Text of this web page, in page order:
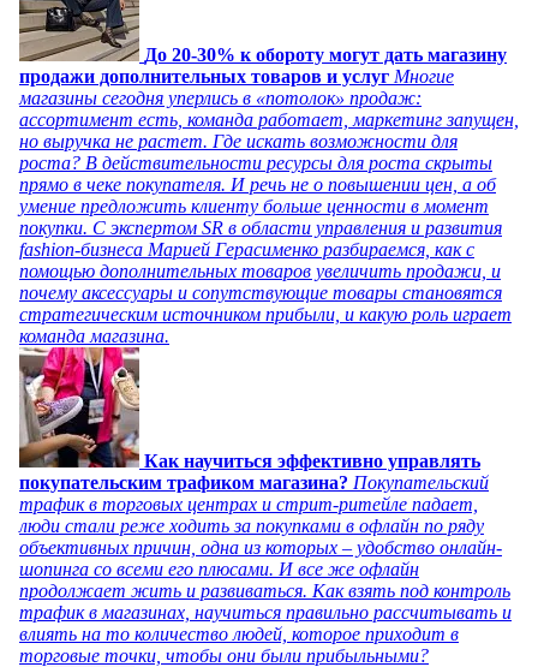
До 20-30% к обороту могут дать магазину
продажи дополнительных товаров и услуг Многие
магазины сегодня уперлись в «потолок» продаж:
ассортимент есть, команда работает, маркетинг запущен,
но выручка не растет. Где искать возможности для
роста? В действительности ресурсы для роста скрыты
прямо в чеке покупателя. И речь не о повышении цен, а об
умение предложить клиенту больше ценности в момент
покупки. С экспертом SR в области управления и развития
fashion-бизнеса Марией Герасименко разбираемся, как с
помощью дополнительных товаров увеличить продажи, и
почему аксессуары и сопутствующие товары становятся
стратегическим источником прибыли, и какую роль играет
команда магазина.
Как научиться эффективно управлять
покупательским трафиком магазина? Покупательский
трафик в торговых центрах и стрит-ритейле падает,
люди стали реже ходить за покупками в офлайн по ряду
объективных причин, одна из которых – удобство онлайн-
шопинга со всеми его плюсами. И все же офлайн
продолжает жить и развиваться. Как взять под контроль
трафик в магазинах, научиться правильно рассчитывать и
влиять на то количество людей, которое приходит в
торговые точки, чтобы они были прибыльными?